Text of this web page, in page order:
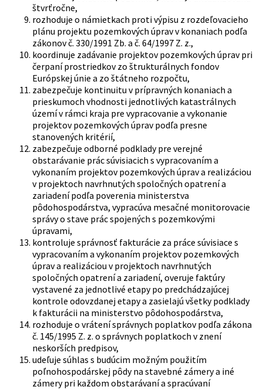
štvrťročne,
rozhoduje o námietkach proti výpisu z rozdeľovacieho
plánu projektu pozemkových úprav v konaniach podľa
zákonov č. 330/1991 Zb. a č. 64/1997 Z. z.,
koordinuje zadávanie projektov pozemkových úprav pri
čerpaní prostriedkov zo štrukturálnych fondov
Európskej únie a zo štátneho rozpočtu,
zabezpečuje kontinuitu v prípravných konaniach a
prieskumoch vhodnosti jednotlivých katastrálnych
území v rámci kraja pre vypracovanie a vykonanie
projektov pozemkových úprav podľa presne
stanovených kritérií,
zabezpečuje odborné podklady pre verejné
obstarávanie prác súvisiacich s vypracovaním a
vykonaním projektov pozemkových úprav a realizáciou
v projektoch navrhnutých spoločných opatrení a
zariadení podľa poverenia ministerstva
pôdohospodárstva, vypracúva mesačné monitorovacie
správy o stave prác spojených s pozemkovými
úpravami,
kontroluje správnosť fakturácie za práce súvisiace s
vypracovaním a vykonaním projektov pozemkových
úprav a realizáciou v projektoch navrhnutých
spoločných opatrení a zariadení, overuje faktúry
vystavené za jednotlivé etapy po predchádzajúcej
kontrole odovzdanej etapy a zasielajú všetky podklady
k fakturácii na ministerstvo pôdohospodárstva,
rozhoduje o vrátení správnych poplatkov podľa zákona
č. 145/1995 Z. z. o správnych poplatkoch v znení
neskorších predpisov,
udeľuje súhlas s budúcim možným použitím
poľnohospodárskej pôdy na stavebné zámery a iné
zámery pri každom obstarávaní a spracúvaní